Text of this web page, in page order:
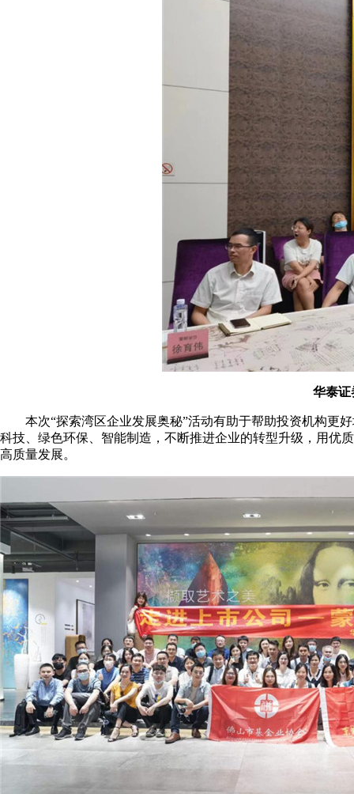
华泰证
本次“探索湾区企业发展奥秘”活动有助于帮助投资机构更好
科技、绿色环保、智能制造，不断推进企业的转型升级，用优
高质量发展。